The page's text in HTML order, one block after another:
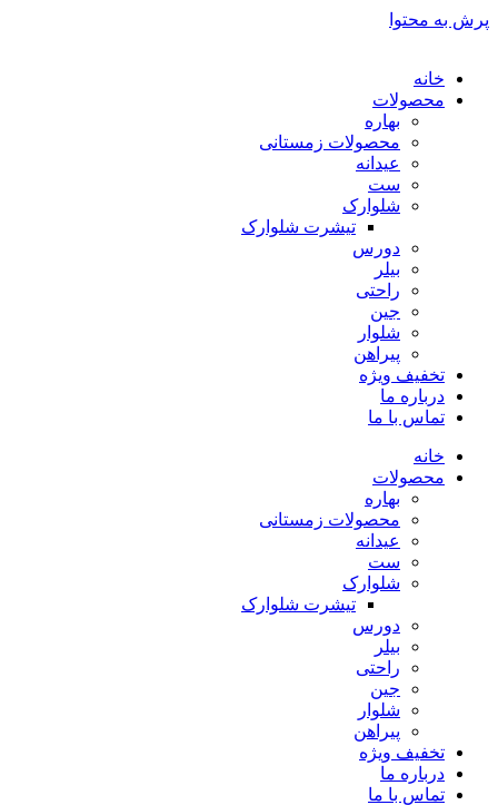
پرش به محتوا
خانه
محصولات
بهاره
محصولات زمستانی
عیدانه
ست
شلوارک
تیشرت شلوارک
دورس
بیلر
راحتی
جین
شلوار
پیراهن
تخفیف ویژه
درباره ما
تماس با ما
خانه
محصولات
بهاره
محصولات زمستانی
عیدانه
ست
شلوارک
تیشرت شلوارک
دورس
بیلر
راحتی
جین
شلوار
پیراهن
تخفیف ویژه
درباره ما
تماس با ما